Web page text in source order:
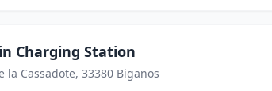
Charging Station
la Cassadote, 33380 Biganos